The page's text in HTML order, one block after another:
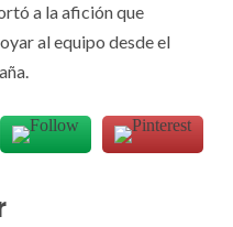
a la afición que
al equipo desde el